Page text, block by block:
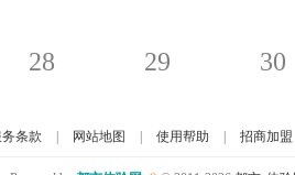
28 29 30
务条款 网站地图 使用帮助 招商加盟